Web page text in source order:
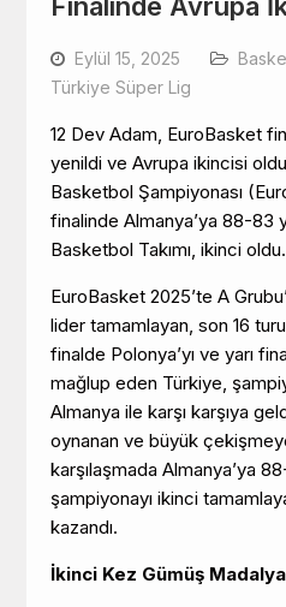
Eylül 15, 2025
Türkiye Süper Lig
12 Dev Adam, EuroBasket
yenildi ve Avrupa ikincisi
Basketbol Şampiyonası
finalinde Almanya’ya 88-83
Basketbol Takımı, ikinci oldu.
EuroBasket 2025’te A
lider tamamlayan, son 16
finalde Polonya’yı ve yarı
mağlup eden Türkiye,
Almanya ile karşı karşıya
oynanan ve büyük
karşılaşmada Almanya’ya
şampiyonayı ikinci
kazandı.
İkinci Kez Gümüş